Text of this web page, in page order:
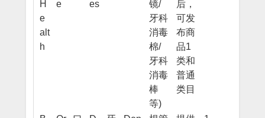
H
e
alt
h
e
es
镜/
牙科
消毒
棉/
牙科
消毒
棒
等)
后，
可发
布商
品1
类和
普通
类目